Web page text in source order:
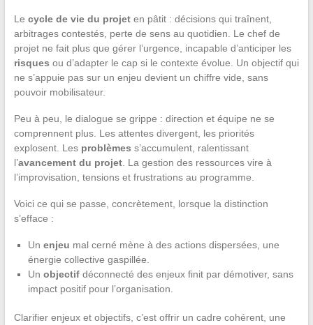
Le cycle de vie du projeten pâtit : décisions qui traînent,
arbitrages contestés, perte de sens au quotidien. Le chef de
projet ne fait plus que gérer l’urgence, incapable d’anticiper les
risques ou d’adapter le cap si le contexte évolue. Un objectif qui
ne s’appuie pas sur un enjeu devient un chiffre vide, sans
pouvoir mobilisateur.
Peu à peu, le dialogue se grippe : direction et équipe ne se
comprennent plus. Les attentes divergent, les priorités
explosent. Les problèmes s’accumulent, ralentissant
l’avancement du projet. La gestion des ressources vire à
l’improvisation, tensions et frustrations au programme.
Voici ce qui se passe, concrètement, lorsque la distinction
s’efface :
Un enjeu mal cerné mène à des actions dispersées, une
énergie collective gaspillée.
Un objectifdéconnecté des enjeux finit par démotiver, sans
impact positif pour l’organisation.
Clarifier enjeux et objectifs, c’est offrir un cadre cohérent, une